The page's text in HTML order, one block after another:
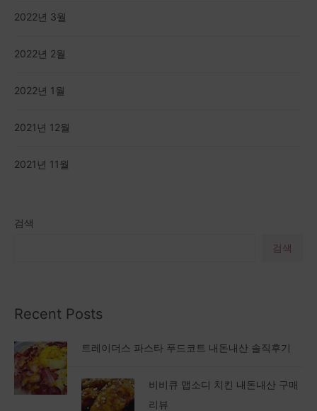
검색
검색
Recent Posts
트레이더스 파스타 푸드코트 내돈내산 솔직후기
비비큐 맵소디 치킨 내돈내산 구매
리뷰
2022년 3월
2022년 2월
2022년 1월
2021년 12월
2021년 11월